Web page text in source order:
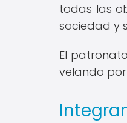
todas las
sociedad y
El
velando